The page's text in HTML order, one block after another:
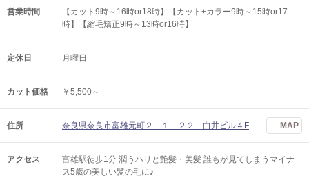
営業時間
【カット9時～16時or18時】【カット+カラー9時～15時or17
時】【縮毛矯正9時～13時or16時】
定休日 月曜日
カット価格 ￥5,500～
住所 奈良県奈良市富雄元町２－１－２２ 白井ビル４F MAP
アクセス
富雄駅徒歩1分 潤うハリと艶髪・美髪 誰もが見てしまうマイナ
ス5歳の美しい髪の毛に♪